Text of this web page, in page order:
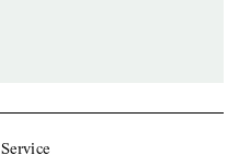
Service